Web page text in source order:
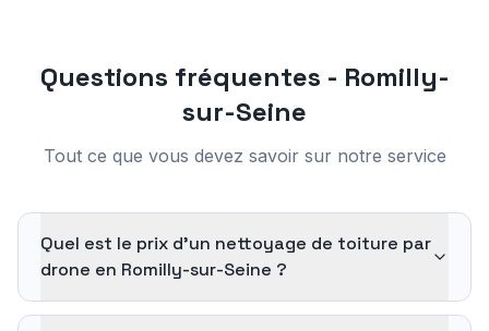
Questions fréquentes - Romilly-
sur-Seine
Tout ce que vous devez savoir sur notre service
Quel est le prix d'un nettoyage de toiture par
drone en Romilly-sur-Seine ?